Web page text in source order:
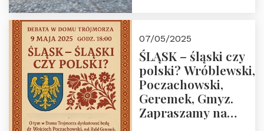
07/05/2025
ŚLĄSK – śląski czy
polski? Wróblewski,
Poczachowski,
Geremek, Gmyz.
Zapraszamy na